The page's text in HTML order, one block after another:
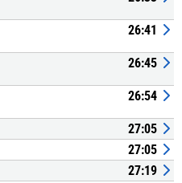
26:41
26:45
26:54
27:05
27:05
27:19